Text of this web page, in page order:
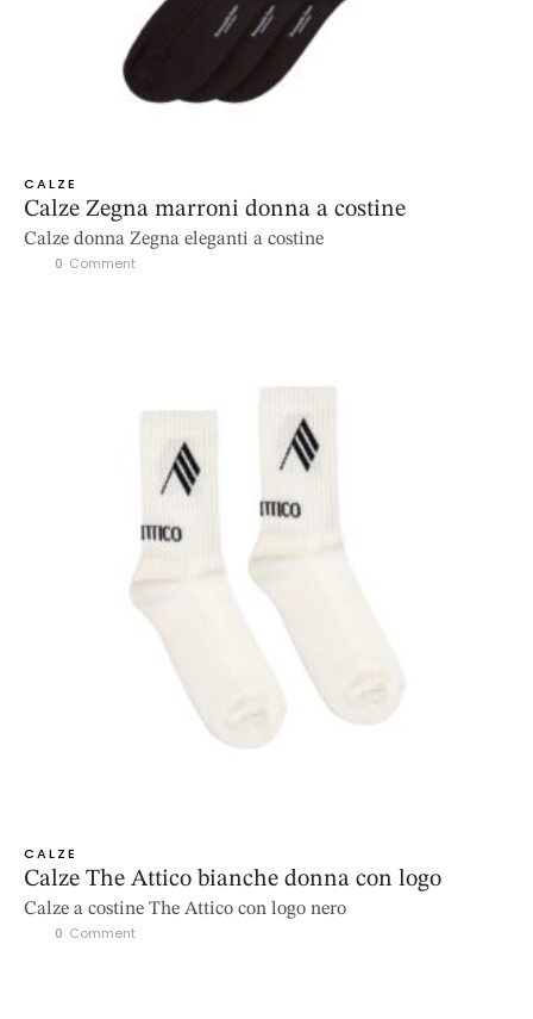
CALZE
Calze Zegna marroni donna a costine
Calze donna Zegna eleganti a costine
0 Comment
CALZE
Calze The Attico bianche donna con logo
Calze a costine The Attico con logo nero
0 Comment